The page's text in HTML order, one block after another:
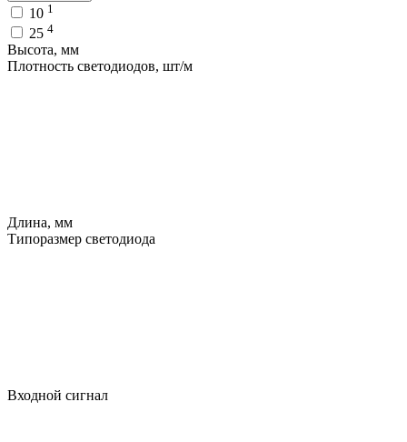
10 1
25 4
Высота, мм
Плотность светодиодов, шт/м
Длина, мм
Типоразмер светодиода
Входной сигнал